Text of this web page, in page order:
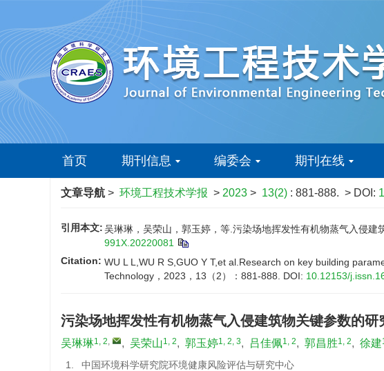
首页 期刊信息 编委会 期刊在线
文章导航 > 环境工程技术学报 > 2023 > 13(2) : 881-888. > DOI:
引用本文:吴琳琳，吴荣山，郭玉婷，等.污染场地挥发性有机物蒸气入侵
991X.20220081
Citation: WU L L,WU R S,GUO Y T,et al.Research on key building
Technology，2023，13（2）：881-888.
DOI: 10.12153/
污染场地挥发性有机物蒸气入侵建筑物关键参数的研
吴琳琳1, 2, , 吴荣山1, 2, 郭玉婷1, 2, 3, 吕佳佩1, 2, 郭昌胜1, 2, 徐建
1.
中国环境科学研究院环境健康风险评估与研究中心